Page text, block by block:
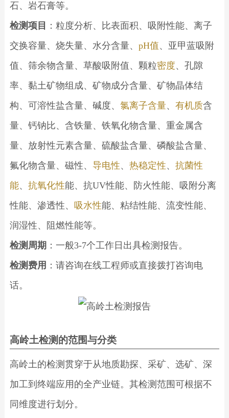
石、岩石膏等。
检测项目
：粒度分析、比表面积、吸附性能、离子
交换容量、烧失量、水分含量、 pH值、亚甲蓝吸附
值、筛余物含量、草酸吸附值、颗粒密度、孔隙
率、黏土矿物组成、矿物成分含量、矿物晶体结
构、可溶性盐含量、碱度、 氯离子含量、 有机质含
量、钙钠比、含铁量、铁氧化物含量、重金属含
量、放射性元素含量、硫酸盐含量、磷酸盐含量、
氟化物含量、磁性、 导电性、 热稳定性、 抗菌性
能、 抗氧化性能、抗UV性能、防火性能、吸附分离
性能、渗透性、 吸水性能、粘结性能、流变性能、
润湿性、阻燃性能等。
检测周期 ：一般3-7个工作日出具检测报告。
检测费用 ：请咨询在线工程师或直接拨打咨询电
话。
高岭土检测的范围与分类
高岭土的检测贯穿于从地质勘探、采矿、选矿、深
加工到终端应用的全产业链。其检测范围可根据不
同维度进行划分。